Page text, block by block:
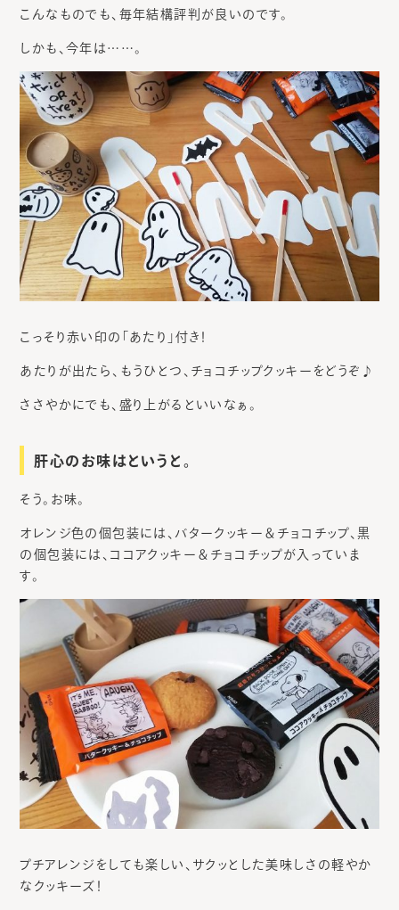
こんなものでも、毎年結構評判が良いのです。
しかも、今年は……。
こっそり赤い印の「あたり」付き！
あたりが出たら、もうひとつ、チョコチップクッキーをどうぞ♪
ささやかにでも、盛り上がるといいなぁ。
肝心のお味はというと。
そう。お味。
オレンジ色の個包装には、バタークッキー＆チョコチップ、黒
の個包装には、ココアクッキー＆チョコチップが入っていま
す。
プチアレンジをしても楽しい、サクッとした美味しさの軽やか
なクッキーズ！